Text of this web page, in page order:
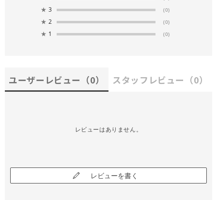
★ 3 (0)
★ 2 (0)
★ 1 (0)
ユーザーレビュー （0） スタッフレビュー （0）
レビューはありません。
レビューを書く